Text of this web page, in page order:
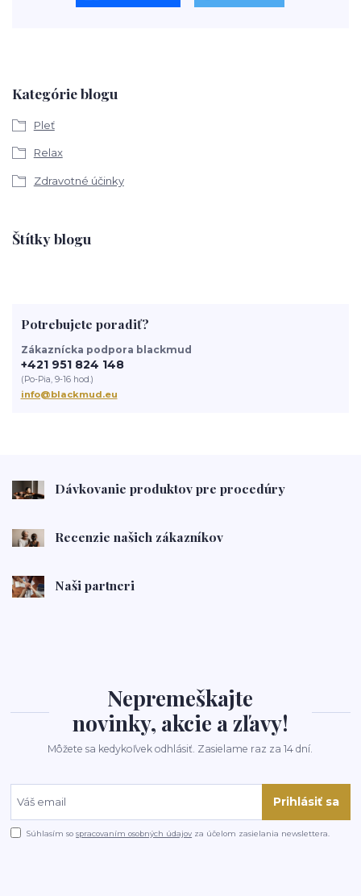
Kategórie blogu
Pleť
Relax
Zdravotné účinky
Štítky blogu
Potrebujete poradiť?
Zákaznícka podpora blackmud
+421 951 824 148
(Po-Pia, 9-16 hod.)
info@blackmud.eu
Dávkovanie produktov pre procedúry
Recenzie našich zákazníkov
Naši partneri
Nepremeškajte
novinky, akcie a zľavy!
Môžete sa kedykoľvek odhlásiť. Zasielame raz za 14 dní.
Prihlásiť sa
Súhlasím sospracovaním osobných údajov za účelom zasielania newslettera.